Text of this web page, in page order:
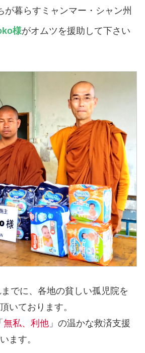
が暮らすミャンマー・シャン州
様がオムツを援助して下さい
でに、各地の貧しい孤児院を
いております。
無私、利他 」の温かな救済支援
ます。